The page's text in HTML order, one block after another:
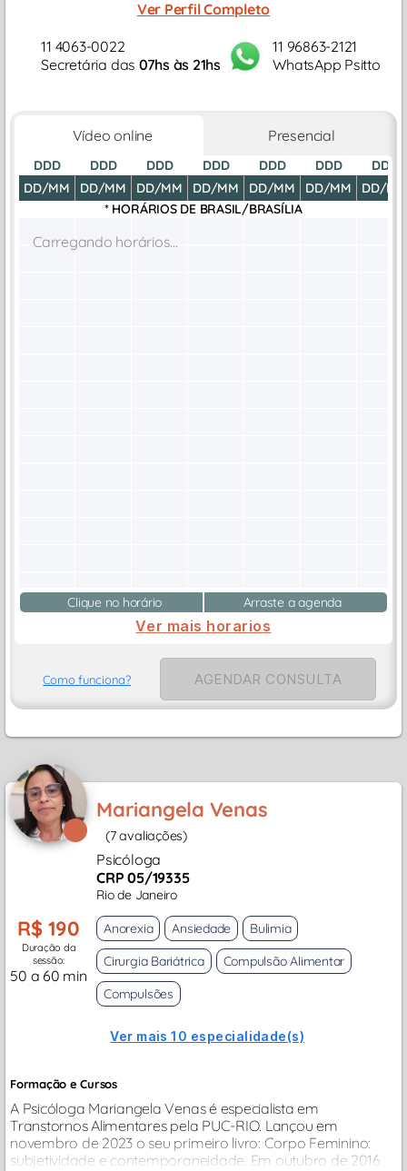
Ver Perfil Completo
11 4063-0022
Secretária das 07hs às 21hs
11 96863-2121
WhatsApp Psitto
Vídeo online Presencial
DDD
DD/MM
DDD
DD/MM
DDD
DD/MM
DDD
DD/MM
DDD
DD/MM
DDD
DD/MM
DDD
DD/MM
* HORÁRIOS DE BRASIL/BRASÍLIA
Carregando horários...
Clique no horário Arraste a agenda
Ver mais horarios
Como funciona? AGENDAR CONSULTA
Mariangela Venas
(7 avaliações)
Psicóloga
CRP 05/19335
Rio de Janeiro
R$ 190
Duração da
sessão:
50 a 60 min
Anorexia Ansiedade
Bulimia
Cirurgia Bariátrica
Compulsão Alimentar
Compulsões
Ver mais 10 especialidade(s)
Formação e Cursos
A Psicóloga Mariangela Venas é especialista em
Transtornos Alimentares pela PUC-RIO. Lançou em
novembro de 2023 o seu primeiro livro: Corpo Feminino:
subjetividade e contemporaneidade. Em outubro de 2016